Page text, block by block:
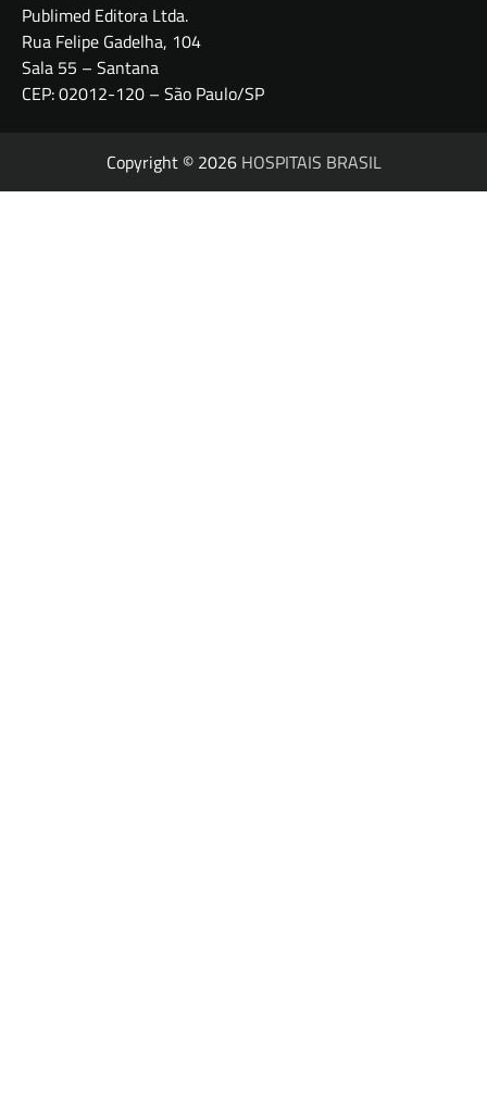
Publimed Editora Ltda.
Rua Felipe Gadelha, 104
Sala 55 – Santana
CEP: 02012-120 – São Paulo/SP
Copyright © 2026 HOSPITAIS BRASIL